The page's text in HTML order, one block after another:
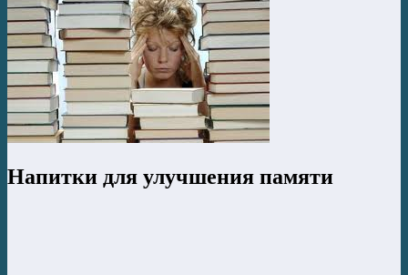
Напитки для улучшения памяти